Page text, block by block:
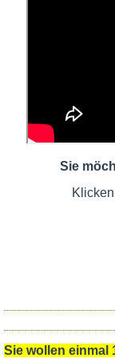
Sie
Sie wollen einmal